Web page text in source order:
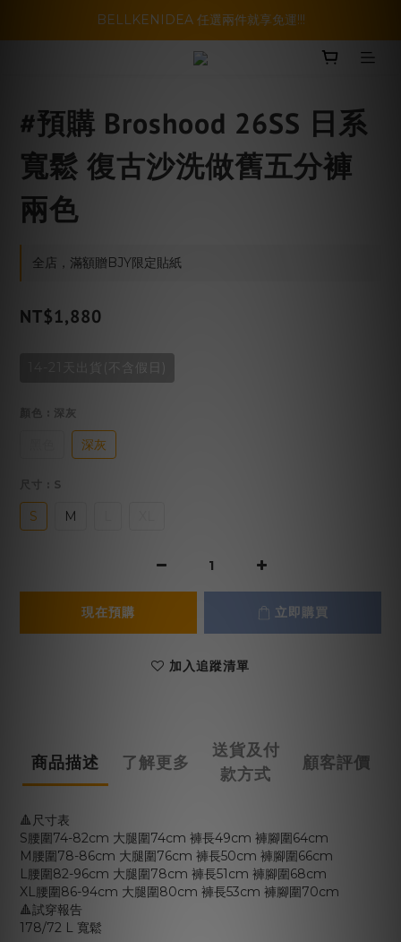
暑假活動登場!! SBG套裝超級優惠價，兩套以上再享免運哦!!
BELLKENIDEA 任選兩件就享免運!!!
暑假活動登場!! SBG套裝超級優惠價，兩套以上再享免運哦!!
#預購 Broshood 26SS 日系
寬鬆 復古沙洗做舊五分褲
兩色
全店，滿額贈BJY限定貼紙
NT$1,880
14-21天出貨(不含假日)
: 深灰
深灰
: S
S M
現在預購 立即購買
加入追蹤清單
商品描述 了解更多
送貨及付
款方式
顧客評價
🔺尺寸表
S腰圍74-82cm 大腿圍74cm 褲長49cm 褲腳圍64cm
M腰圍78-86cm 大腿圍76cm 褲長50cm 褲腳圍66cm
L腰圍82-96cm 大腿圍78cm 褲長51cm 褲腳圍68cm
XL腰圍86-94cm 大腿圍80cm 褲長53cm 褲腳圍70cm
🔺試穿報告
178/72 L 寬鬆